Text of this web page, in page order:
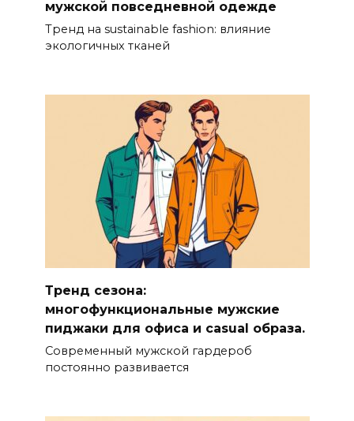
мужской повседневной одежде
Тренд на sustainable fashion: влияние
экологичных тканей
Тренд сезона:
многофункциональные мужские
пиджаки для офиса и casual образа.
Современный мужской гардероб
постоянно развивается